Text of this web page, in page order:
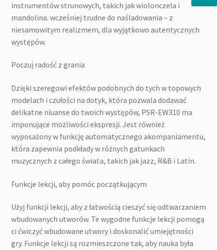
instrumentów strunowych, takich jak wiolonczela i
mandolina. wcześniej trudne do naśladowania – z
niesamowitym realizmem, dla wyjątkowo autentycznych
występów.
Poczuj radość z grania
Dzięki szeregowi efektów podobnych do tych w topowych
modelach i czułości na dotyk, która pozwala dodawać
delikatne niuanse do twoich występów, PSR-EW310 ma
imponujące możliwości ekspresji. Jest również
wyposażony w funkcję automatycznego akompaniamentu,
która zapewnia podkłady w różnych gatunkach
muzycznych z całego świata, takich jak jazz, R&B i Latin.
Funkcje lekcji, aby pomóc początkującym
Użyj funkcji lekcji, aby z łatwością cieszyć się odtwarzaniem
wbudowanych utworów. Te wygodne funkcje lekcji pomogą
ci ćwiczyć wbudowane utwory i doskonalić umiejętności
gry. Funkcje lekcji są rozmieszczone tak, aby nauka była